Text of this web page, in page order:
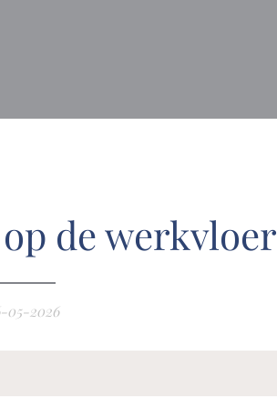
de werkvloer
05-2026